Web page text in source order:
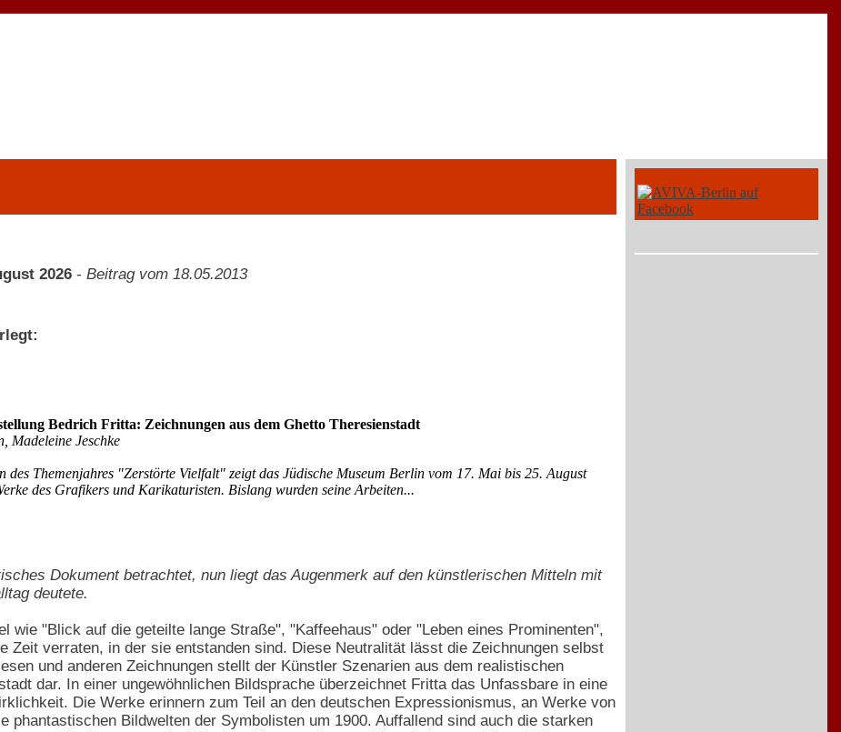
2026 - Beitrag vom 18.05.2013
Bedrich Fritta: Zeichnungen aus dem Ghetto Theresienstadt
Madeleine Jeschke
des Themenjahres "Zerstörte Vielfalt" zeigt das Jüdische Museum Berlin vom 17. Mai bis 25. August
des Grafikers und Karikaturisten. Bislang wurden seine Arbeiten...
Dokument betrachtet, nun liegt das Augenmerk auf den künstlerischen Mitteln mit
deutete.
wie "Blick auf die geteilte lange Straße", "Kaffeehaus" oder "Leben eines Prominenten",
Zeit verraten, in der sie entstanden sind. Diese Neutralität lässt die Zeichnungen selbst
und anderen Zeichnungen stellt der Künstler Szenarien aus dem realistischen
dar. In einer ungewöhnlichen Bildsprache überzeichnet Fritta das Unfassbare in eine
Die Werke erinnern zum Teil an den deutschen Expressionismus, an Werke von
phantastischen Bildwelten der Symbolisten um 1900. Auffallend sind auch die starken